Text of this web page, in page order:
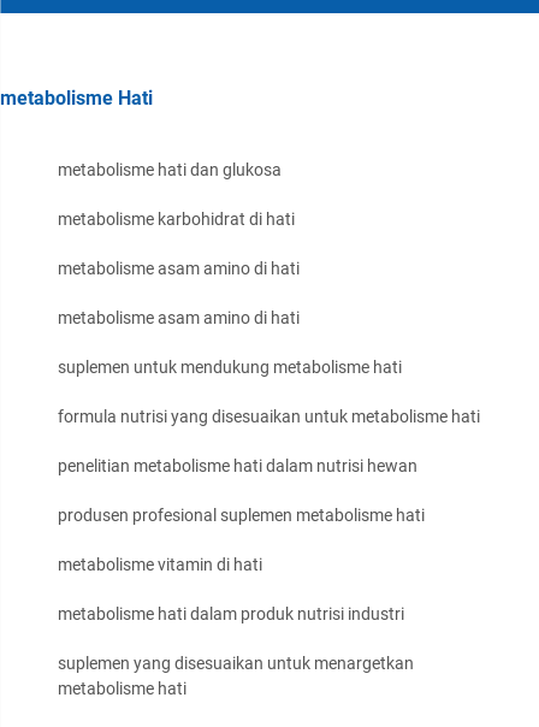
metabolisme Hati
metabolisme hati dan glukosa
metabolisme karbohidrat di hati
metabolisme asam amino di hati
metabolisme asam amino di hati
suplemen untuk mendukung metabolisme hati
formula nutrisi yang disesuaikan untuk metabolisme hati
penelitian metabolisme hati dalam nutrisi hewan
produsen profesional suplemen metabolisme hati
metabolisme vitamin di hati
metabolisme hati dalam produk nutrisi industri
suplemen yang disesuaikan untuk menargetkan
metabolisme hati